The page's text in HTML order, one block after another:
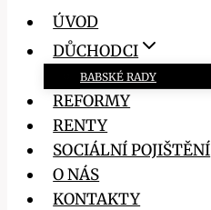
ÚVOD
DŮCHODCI
BABSKÉ RADY
REFORMY
RENTY
SOCIÁLNÍ POJIŠTĚNÍ
O NÁS
KONTAKTY